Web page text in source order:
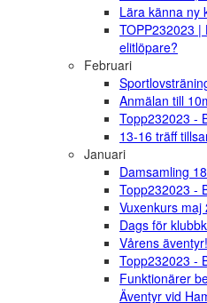
Lära känna ny
TOPP232023
elitlöpare?
Februari
Anmälan till
Topp232023 -
13-16 träff
Januari
Damsamling
Topp232023 -
Vuxenkurs maj
Dags för
Vårens äventyr!
Topp232023 -
Funktionärer
Äventyr vid